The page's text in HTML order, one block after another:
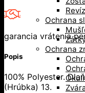
Ochrana
Ochrana
garancia vrátenia
Popis
100% Polyester.
(Hrúbka) 13.